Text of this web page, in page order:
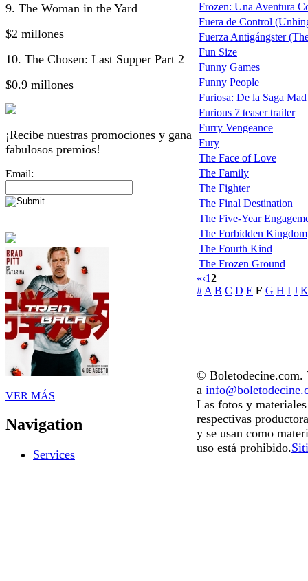
9. The Woman in the Yard
$2 millones
10. The Chosen: Last Supper Part 2
$0.9 millones
¡Recibe nuestras promociones y gana
fabulosos premios!
Email:
VER MÁS
Navigation
Services
Frozen: Una Aventura
Fuera de Control
Fuerza Antigángster
Fun Size
Funny Games
Funny People
Furiosa: De la Saga
Furious 7 teaser trailer
Furry Vengeance
Fury
The Face of Love
The Family
The Fighter
The Final Destination
The Five-Year
The Forbidden Kingdom
The Fourth Kind
The Frozen Ground
«‹12
# A B C D E F G H I J K
© Boletodecine.com.
a
Las fotos y
respectivas
y se usan como
uso está prohibido.